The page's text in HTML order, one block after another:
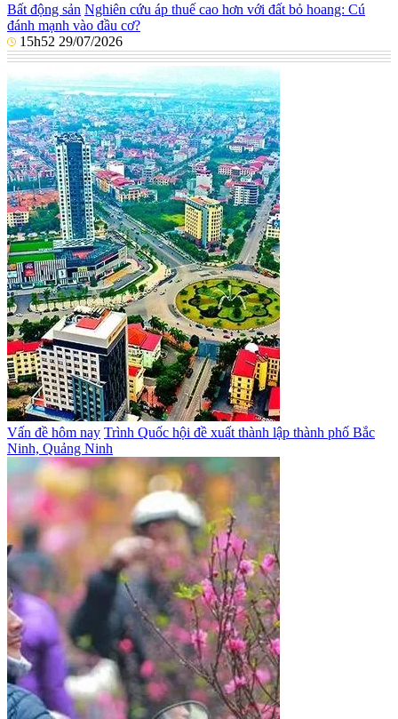
Bất động sản Nghiên cứu áp thuế cao hơn với đất bỏ hoang: Cú
đánh mạnh vào đầu cơ?
15h52 29/07/2026
Vấn đề hôm nay Trình Quốc hội đề xuất thành lập thành phố Bắc
Ninh, Quảng Ninh